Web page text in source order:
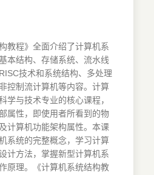
程》全面介绍了计算机系
本结构、存储系统、流水线
技术和系统结构、多处理
控制流计算机等内容。计算
学与技术专业的核心课程，
属性，即使用者所看到的物
计算机功能架构属性。本课
系统的完整概念，学习计算
计方法，掌握新型计算机系
原理。《计算机系统结构教